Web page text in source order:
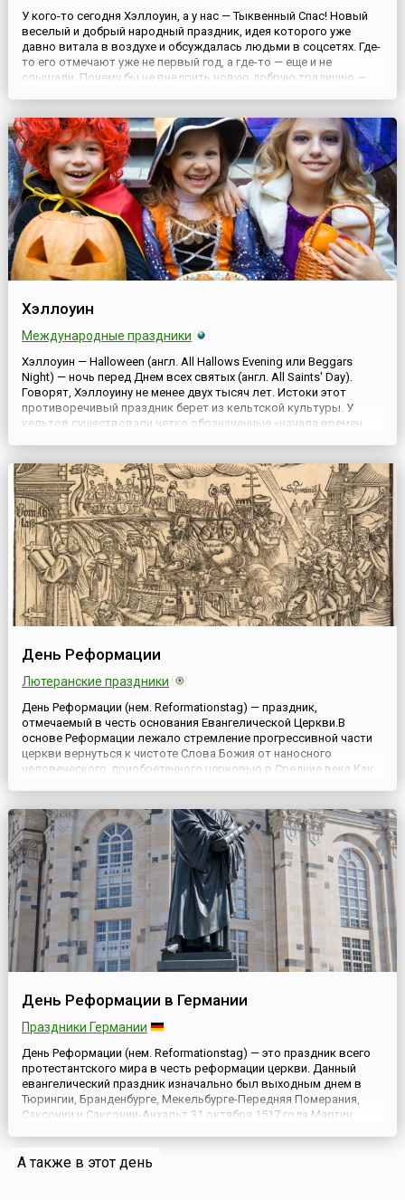
У кого-то сегодня Хэллоуин, а у нас — Тыквенный Спас! Новый
веселый и добрый народный праздник, идея которого уже
давно витала в воздухе и обсуждалась людьми в соцсетях. Где-
то его отмечают уже не первый год, а где-то — еще и не
слышали. Почему бы не внедрить новую добрую традицию —
Хэллоуин
Международные праздники
Хэллоуин — Halloween (англ. All Hallows Evening или Beggars
Night) — ночь перед Днем всех святых (англ. All Saints' Day).
Говорят, Хэллоуину не менее двух тысяч лет. Истоки этот
противоречивый праздник берет из кельтской культуры. У
кельтов существовали четко обозначенные «начала времен
День Реформации
Лютеранские праздники
День Реформации (нем. Reformationstag) — праздник,
отмечаемый в честь основания Евангелической Церкви.В
основе Реформации лежало стремление прогрессивной части
церкви вернуться к чистоте Слова Божия от наносного
человеческого, приобретенного церковью в Средние века.Как
п...
День Реформации в Германии
Праздники Германии
День Реформации (нем. Reformationstag) — это праздник всего
протестантского мира в честь реформации церкви. Данный
евангелический праздник изначально был выходным днем в
Тюрингии, Бранденбурге, Мекельбурге-Передняя Померания,
Саксонии и Саксонии-Анхальт.31 октября 1517 года Мартин
Виттенбурских тезисов (нем. Wittenburger Thesenanschl...
А также в этот день